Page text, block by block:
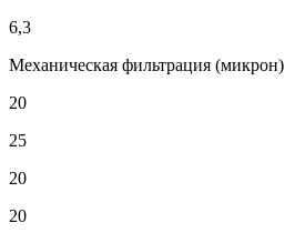
6,3
Механическая фильтрация (микрон)
20
25
20
20